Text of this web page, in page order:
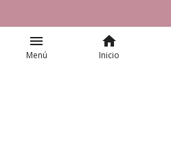
menu
Menú
home
Inicio